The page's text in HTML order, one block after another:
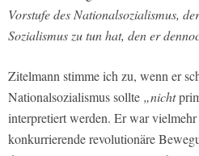
Vorstufe des Nationalsozialismus,
Sozialismus zu tun hat, den er
Zitelmann stimme ich zu, wenn er
Nationalsozialismus sollte „nicht
interpretiert werden. Er war vielmehr
konkurrierende revolutionäre